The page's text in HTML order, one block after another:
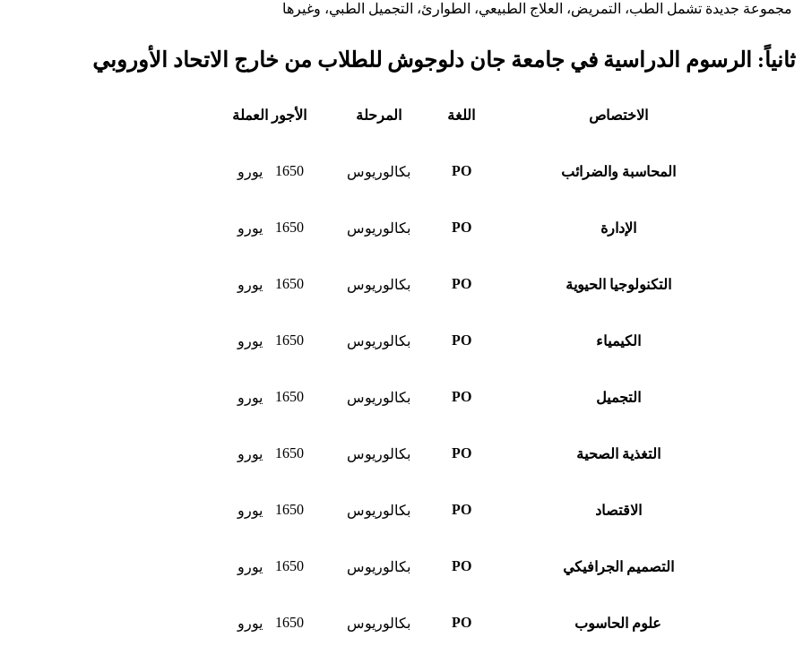
مجموعة جديدة تشمل الطب، التمريض، العلاج الطبيعي، الطوارئ، التجميل الطبي، وغيرها
ثانياً: الرسوم الدراسية في جامعة جان دلوجوش للطلاب من خارج الاتحاد الأوروبي
الاختصاص اللغة المرحلة الأجور العملة
المحاسبة والضرائب PO بكالوريوس 1650 يورو
الإدارة PO بكالوريوس 1650 يورو
التكنولوجيا الحيوية PO بكالوريوس 1650 يورو
الكيمياء PO بكالوريوس 1650 يورو
التجميل PO بكالوريوس 1650 يورو
التغذية الصحية PO بكالوريوس 1650 يورو
الاقتصاد PO بكالوريوس 1650 يورو
التصميم الجرافيكي PO بكالوريوس 1650 يورو
علوم الحاسوب PO بكالوريوس 1650 يورو